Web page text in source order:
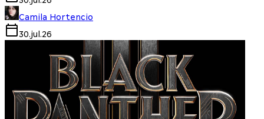
Camila Hortencio
30.jul.26